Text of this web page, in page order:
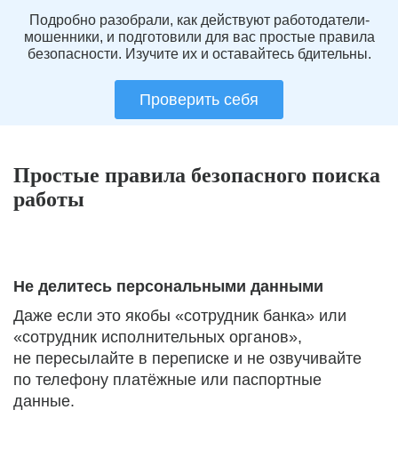
Подробно разобрали, как действуют работодатели-
мошенники, и подготовили для вас простые правила
безопасности. Изучите их и оставайтесь бдительны.
Проверить себя
Простые правила безопасного поиска
работы
Не делитесь персональными данными
Даже если это якобы «сотрудник банка» или
«сотрудник исполнительных органов»,
не пересылайте в переписке и не озвучивайте
по телефону платёжные или паспортные
данные.